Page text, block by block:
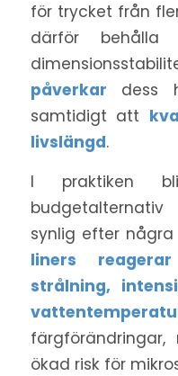
för trycket från
därför behålla
påverkar dess
samtidigt att
livslängd.
I praktiken
synlig efter några
liners
strålning,
ökad risk för